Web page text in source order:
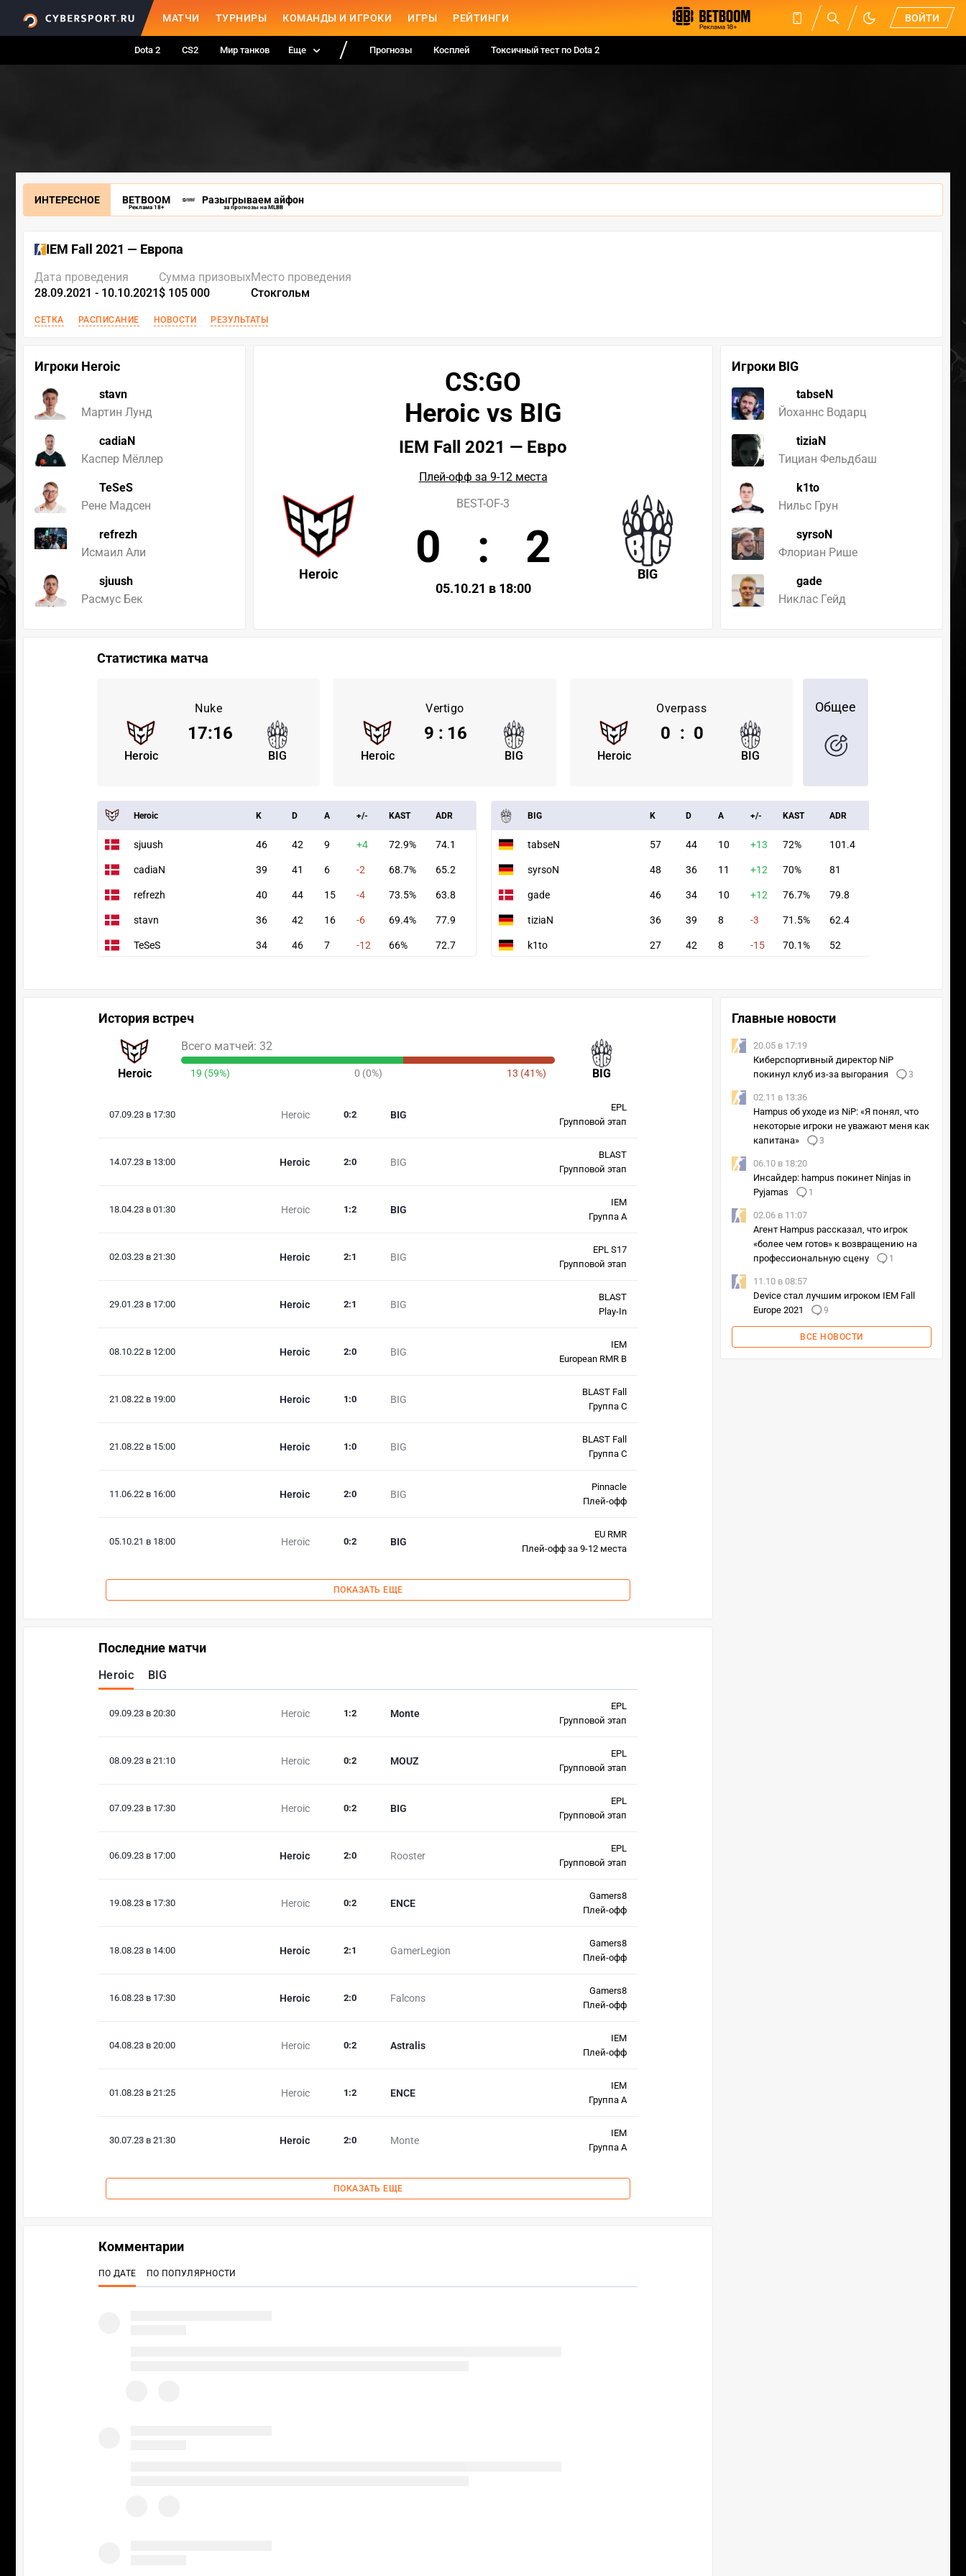
МАТЧИ ТУРНИРЫ КОМАНДЫ И ИГРОКИ ИГРЫ РЕЙТИНГИ ВОЙТИ
Dota 2 CS2 Мир танков Еще Прогнозы Косплей Токсичный тест по Dota 2
ИНТЕРЕСНОЕ BETBOOM
Реклама 18+
Разыгрываем айфон
за прогнозы на MLBB
IEM Fall 2021 — Европа
Дата проведения
28.09.2021 - 10.10.2021
Сумма призовых
$ 105 000
Место проведения
Стокгольм
СЕТКА РАСПИСАНИЕ НОВОСТИ РЕЗУЛЬТАТЫ
Игроки Heroic
stavn
Мартин Лунд
cadiaN
Каспер Мёллер
TeSeS
Рене Мадсен
refrezh
Исмаил Али
sjuush
Расмус Бек
Игроки BIG
tabseN
Йоханнс Водарц
tiziaN
Тициан Фельдбаш
k1to
Нильс Грун
syrsoN
Флориан Рише
gade
Никлас Гейд
CS:GO
Heroic vs BIG
IEM Fall 2021 — Евро
Плей-офф за 9-12 места
Heroic BIG
BEST-OF-3
0 : 2
05.10.21 в 18:00
Статистика матча
Nuke
Heroic BIG
17:16
Vertigo
Heroic BIG
9 : 16
Overpass
Heroic BIG
0 : 0
Общее
Heroic K D A +/- KAST ADR
sjuush 46 42 9 +4 72.9% 74.1
cadiaN 39 41 6 -2 68.7% 65.2
refrezh 40 44 15 -4 73.5% 63.8
stavn 36 42 16 -6 69.4% 77.9
TeSeS 34 46 7 -12 66% 72.7
BIG K D A +/- KAST ADR
tabseN 57 44 10 +13 72% 101.4
syrsoN 48 36 11 +12 70% 81
gade 46 34 10 +12 76.7% 79.8
tiziaN 36 39 8 -3 71.5% 62.4
k1to 27 42 8 -15 70.1% 52
История встреч
Heroic BIG
Всего матчей: 32
19 (59%) 0 (0%) 13 (41%)
07.09.23 в 17:30 Heroic BIG
0:2
EPL
Групповой этап
14.07.23 в 13:00 Heroic BIG
2:0
BLAST
Групповой этап
18.04.23 в 01:30 Heroic BIG
1 :2
IEM
Группа A
02.03.23 в 21:30 Heroic BIG
2:1
EPL S17
Групповой этап
29.01.23 в 17:00 Heroic BIG
2:1
BLAST
Play-In
08.10.22 в 12:00 Heroic BIG
2:0
IEM
European RMR B
21.08.22 в 19:00 Heroic BIG
1 :0
BLAST Fall
Группа C
21.08.22 в 15:00 Heroic BIG
1 :0
BLAST Fall
Группа C
11.06.22 в 16:00 Heroic BIG
2:0
Pinnacle
Плей-офф
05.10.21 в 18:00 Heroic BIG
0:2
EU RMR
Плей-офф за 9-12 места
ПОКАЗАТЬ ЕЩЕ
Последние матчи
Heroic BIG
09.09.23 в 20:30 Heroic Monte
1 :2
EPL
Групповой этап
08.09.23 в 21:10 Heroic MOUZ
0:2
EPL
Групповой этап
07.09.23 в 17:30 Heroic BIG
0:2
EPL
Групповой этап
06.09.23 в 17:00 Heroic Rooster
2:0
EPL
Групповой этап
19.08.23 в 17:30 Heroic ENCE
0:2
Gamers8
Плей-офф
18.08.23 в 14:00 Heroic GamerLegion
2:1
Gamers8
Плей-офф
16.08.23 в 17:30 Heroic Falcons
2:0
Gamers8
Плей-офф
04.08.23 в 20:00 Heroic Astralis
0:2
IEM
Плей-офф
01.08.23 в 21:25 Heroic ENCE
1 :2
IEM
Группа A
30.07.23 в 21:30 Heroic Monte
2:0
IEM
Группа A
ПОКАЗАТЬ ЕЩЕ
Главные новости
20.05 в 17:19
Киберспортивный директор NiP
покинул клуб из-за выгорания
3
02.11 в 13:36
Hampus об уходе из NiP: «Я понял, что
некоторые игроки не уважают меня как
капитана»
3
06.10 в 18:20
Инсайдер: hampus покинет Ninjas in
Pyjamas
1
02.06 в 11:07
Агент Hampus рассказал, что игрок
«более чем готов» к возвращению на
профессиональную сцену
1
11.10 в 08:57
Device стал лучшим игроком IEM Fall
Europe 2021
9
ВСЕ НОВОСТИ
Комментарии
ПО ДАТЕ ПО ПОПУЛЯРНОСТИ